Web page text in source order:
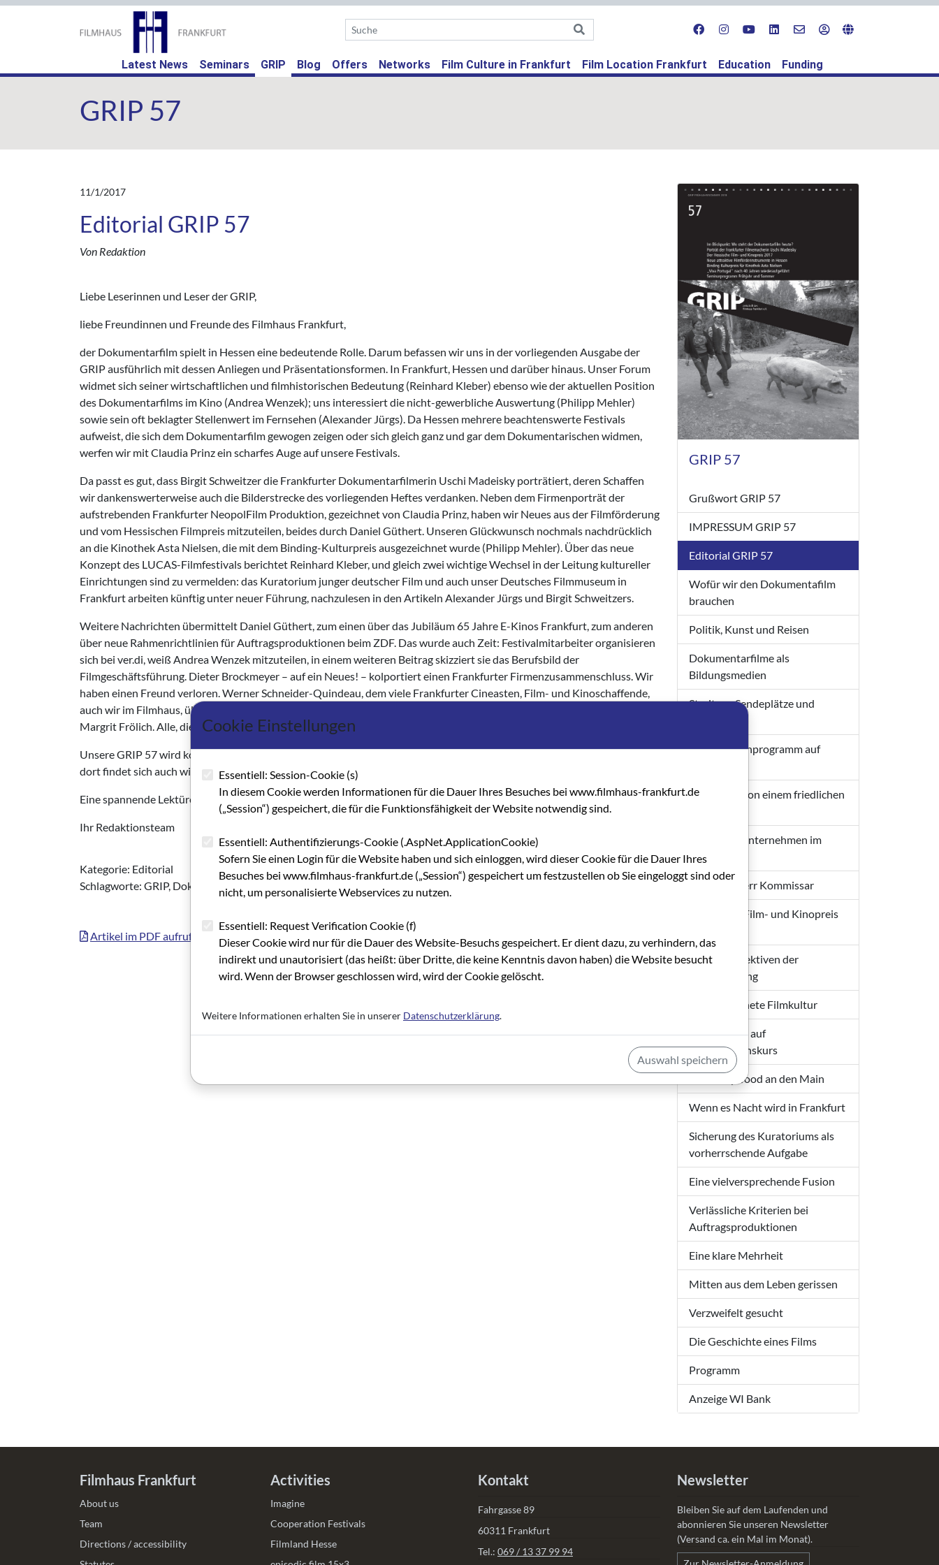
Latest News Seminars GRIP (current)
Blog Offers Networks Film Culture in Frankfurt Film Location Frankfurt Education Funding
GRIP 57
11/1/2017
Editorial GRIP 57
Von Redaktion
Liebe Leserinnen und Leser der GRIP,
liebe Freundinnen und Freunde des Filmhaus Frankfurt,
der Dokumentarfilm spielt in Hessen eine bedeutende Rolle. Darum befassen wir uns in der vorliegenden Ausgabe der
GRIP ausführlich mit dessen Anliegen und Präsentationsformen. In Frankfurt, Hessen und darüber hinaus. Unser Forum
widmet sich seiner wirtschaftlichen und filmhistorischen Bedeutung (Reinhard Kleber) ebenso wie der aktuellen Position
des Dokumentarfilms im Kino (Andrea Wenzek); uns interessiert die nicht-gewerbliche Auswertung (Philipp Mehler)
sowie sein oft beklagter Stellenwert im Fernsehen (Alexander Jürgs). Da Hessen mehrere beachtenswerte Festivals
aufweist, die sich dem Dokumentarfilm gewogen zeigen oder sich gleich ganz und gar dem Dokumentarischen widmen,
werfen wir mit Claudia Prinz ein scharfes Auge auf unsere Festivals.
Da passt es gut, dass Birgit Schweitzer die Frankfurter Dokumentarfilmerin Uschi Madeisky porträtiert, deren Schaffen
wir dankenswerterweise auch die Bilderstrecke des vorliegenden Heftes verdanken. Neben dem Firmenporträt der
aufstrebenden Frankfurter NeopolFilm Produktion, gezeichnet von Claudia Prinz, haben wir Neues aus der Filmförderung
und vom Hessischen Filmpreis mitzuteilen, beides durch Daniel Güthert. Unseren Glückwunsch nochmals nachdrücklich
an die Kinothek Asta Nielsen, die mit dem Binding-Kulturpreis ausgezeichnet wurde (Philipp Mehler). Über das neue
Konzept des LUCAS-Filmfestivals berichtet Reinhard Kleber, und gleich zwei wichtige Wechsel in der Leitung kultureller
Einrichtungen sind zu vermelden: das Kuratorium junger deutscher Film und auch unser Deutsches Filmmuseum in
Frankfurt arbeiten künftig unter neuer Führung, nachzulesen in den Artikeln Alexander Jürgs und Birgit Schweitzers.
Weitere Nachrichten übermittelt Daniel Güthert, zum einen über das Jubiläum 65 Jahre E-Kinos Frankfurt, zum anderen
über neue Rahmenrichtlinien für Auftragsproduktionen beim ZDF. Das wurde auch Zeit: Festivalmitarbeiter organisieren
sich bei ver.di, weiß Andrea Wenzek mitzuteilen, in einem weiteren Beitrag skizziert sie das Berufsbild der
Filmgeschäftsführung. Dieter Brockmeyer – auf ein Neues! – kolportiert einen Frankfurter Firmenzusammenschluss. Wir
haben einen Freund verloren. Werner Schneider-Quindeau, dem viele Frankfurter Cineasten, Film- und Kinoschaffende,
auch wir im Filmhaus, über lange Jahre verbunden waren, ist zu früh verstorben. Wir erinnern an ihn im Nachruf von
Margrit Frölich. Alle, die ihn kannten, werden seiner als großen Humanisten und großzügigen Menschen gedenken.
Unsere GRIP 57 wird komplett wieder nachlesbar und abrufbar sein auf unserer Homepage www.filmaus-frankfurt.de;
dort findet sich auch wie hier im Heft und wie gewohnt das kommende Seminarprogramm des Filmhauses.
Eine spannende Lektüre der GRIP 57 wünscht
Ihr Redaktionsteam
Kategorie: Editorial
Schlagworte: GRIP, Dokumentarfilm
Artikel im PDF aufrufen
GRIP 57
Grußwort GRIP 57
IMPRESSUM GRIP 57
Editorial GRIP 57
Wofür wir den Dokumentafilm
brauchen
Politik, Kunst und Reisen
Dokumentarfilme als
Bildungsmedien
Streit um Sendeplätze und
Kein Nischenprogramm auf
Der Traum von einem friedlichen
Ein junges Unternehmen im
Aufwind
Alles klar Herr Kommissar
Hessischer Film- und Kinopreis
Neue Perspektiven der
Filmförderung
Ausgezeichnete Filmkultur
Konsequent auf
Partizipationskurs
Aus Hollywood an den Main
Wenn es Nacht wird in Frankfurt
Sicherung des Kuratoriums als
vorherrschende Aufgabe
Eine vielversprechende Fusion
Verlässliche Kriterien bei
Auftragsproduktionen
Eine klare Mehrheit
Mitten aus dem Leben gerissen
Verzweifelt gesucht
Die Geschichte eines Films
Programm
Anzeige WI Bank
Filmhaus Frankfurt
About us
Team
Directions / accessibility
Activities
Imagine
Cooperation Festivals
Filmland Hesse
Kontakt
Fahrgasse 89
60311 Frankfurt
Tel.: 069 / 13 37 99 94
Newsletter
Bleiben Sie auf dem Laufenden und
abonnieren Sie unseren Newsletter
(Versand ca. ein Mal im Monat).
Cookie Einstellungen
Essentiell: Session-Cookie (s)
In diesem Cookie werden Informationen für die Dauer Ihres Besuches bei www.filmhaus-frankfurt.de
(„Session“) gespeichert, die für die Funktionsfähigkeit der Website notwendig sind.
Essentiell: Authentifizierungs-Cookie (.AspNet.ApplicationCookie)
Sofern Sie einen Login für die Website haben und sich einloggen, wird dieser Cookie für die Dauer Ihres
Besuches bei www.filmhaus-frankfurt.de („Session“) gespeichert um festzustellen ob Sie eingeloggt sind oder
nicht, um personalisierte Webservices zu nutzen.
Essentiell: Request Verification Cookie (f)
Dieser Cookie wird nur für die Dauer des Website-Besuchs gespeichert. Er dient dazu, zu verhindern, das
indirekt und unautorisiert (das heißt: über Dritte, die keine Kenntnis davon haben) die Website besucht
wird. Wenn der Browser geschlossen wird, wird der Cookie gelöscht.
Weitere Informationen erhalten Sie in unserer Datenschutzerklärung.
Auswahl speichern